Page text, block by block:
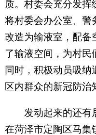
质。村委会充分发挥
将村委会办公室、警
改造为输液室，配备
了输液空间，为村民
同时，积极动员吸
区内群众的新冠防治
发动起来的还有居
在菏泽市定陶区马集